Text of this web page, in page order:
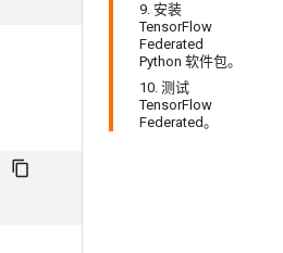
9. 安装
TensorFlow
Federated
Python 软件包。
10. 测试
TensorFlow
Federated。